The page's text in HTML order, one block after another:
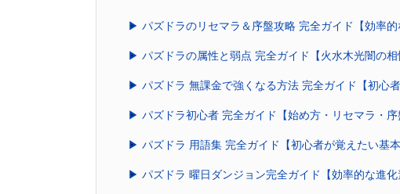
▶ パズドラのリセマラ＆序盤攻略 完全ガイド【効率的
▶ パズドラの属性と弱点 完全ガイド【火水木光闇の相
▶ パズドラ 無課金で強くなる方法 完全ガイド【初心者
▶ パズドラ初心者 完全ガイド【始め方・リセマラ・序
▶ パズドラ 用語集 完全ガイド【初心者が覚えたい基本
▶ パズドラ 曜日ダンジョン完全ガイド【効率的な進化